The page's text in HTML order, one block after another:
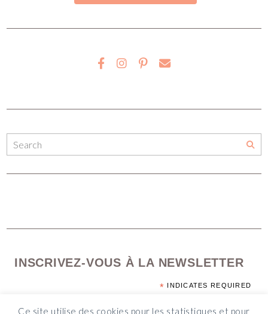
Ce site utilise des cookies pour les statistiques et pour
INSCRIVEZ-VOUS À LA NEWSLETTER
* INDICATES REQUIRED